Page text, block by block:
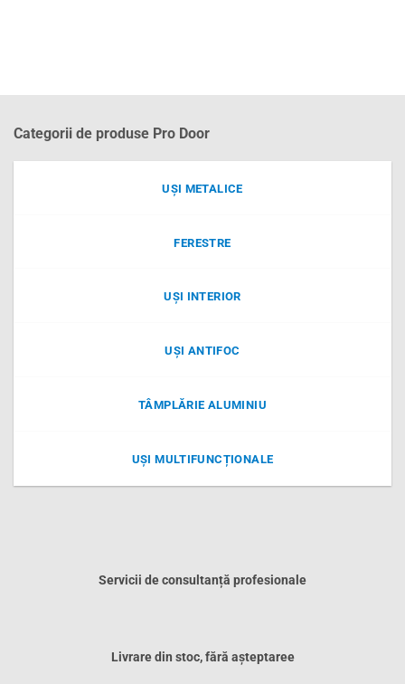
Categorii de produse Pro Door
UȘI METALICE
FERESTRE
UȘI INTERIOR
UȘI ANTIFOC
TÂMPLĂRIE ALUMINIU
UȘI MULTIFUNCȚIONALE
Servicii de consultanță profesionale
Livrare din stoc, fără așteptaree